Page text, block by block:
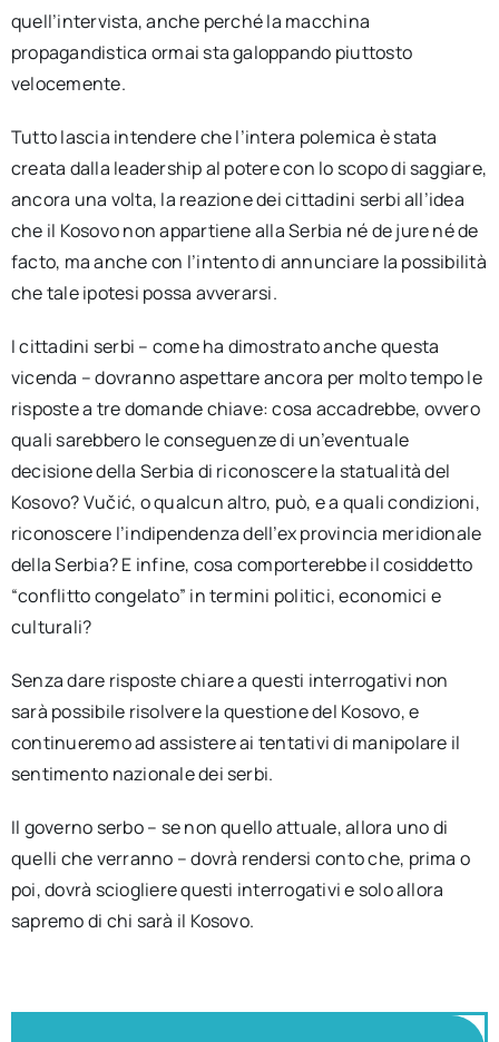
quell’intervista, anche perché la macchina
propagandistica ormai sta galoppando piuttosto
velocemente.
Tutto lascia intendere che l’intera polemica è stata
creata dalla leadership al potere con lo scopo di saggiare,
ancora una volta, la reazione dei cittadini serbi all’idea
che il Kosovo non appartiene alla Serbia né de jure né de
facto, ma anche con l’intento di annunciare la possibilità
che tale ipotesi possa avverarsi.
I cittadini serbi – come ha dimostrato anche questa
vicenda – dovranno aspettare ancora per molto tempo le
risposte a tre domande chiave: cosa accadrebbe, ovvero
quali sarebbero le conseguenze di un’eventuale
decisione della Serbia di riconoscere la statualità del
Kosovo? Vučić, o qualcun altro, può, e a quali condizioni,
riconoscere l’indipendenza dell’ex provincia meridionale
della Serbia? E infine, cosa comporterebbe il cosiddetto
“conflitto congelato” in termini politici, economici e
culturali?
Senza dare risposte chiare a questi interrogativi non
sarà possibile risolvere la questione del Kosovo, e
continueremo ad assistere ai tentativi di manipolare il
sentimento nazionale dei serbi.
Il governo serbo – se non quello attuale, allora uno di
quelli che verranno – dovrà rendersi conto che, prima o
poi, dovrà sciogliere questi interrogativi e solo allora
sapremo di chi sarà il Kosovo.